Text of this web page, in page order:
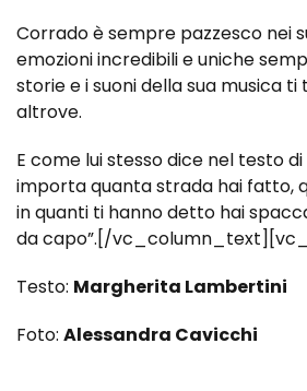
Corrado è sempre pazzesco nei
emozioni incredibili e uniche
storie e i suoni della sua musica
altrove.
E come lui stesso dice nel testo di
importa quanta strada hai fatto,
in quanti ti hanno detto hai
da capo”.[/
Testo: Margherita Lambertini
Foto: Alessandra Cavicchi